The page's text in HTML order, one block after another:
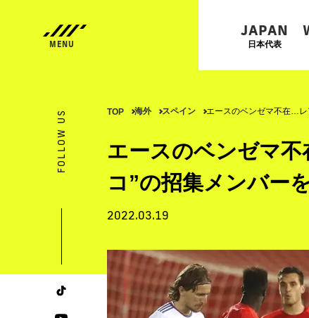
JAPAN
日本代表
FOLLOW US TOP 海外 スペイン エースのベンゼマ不在…レ
エースのベンゼマ
コ”の招集メンバー
2022.03.19